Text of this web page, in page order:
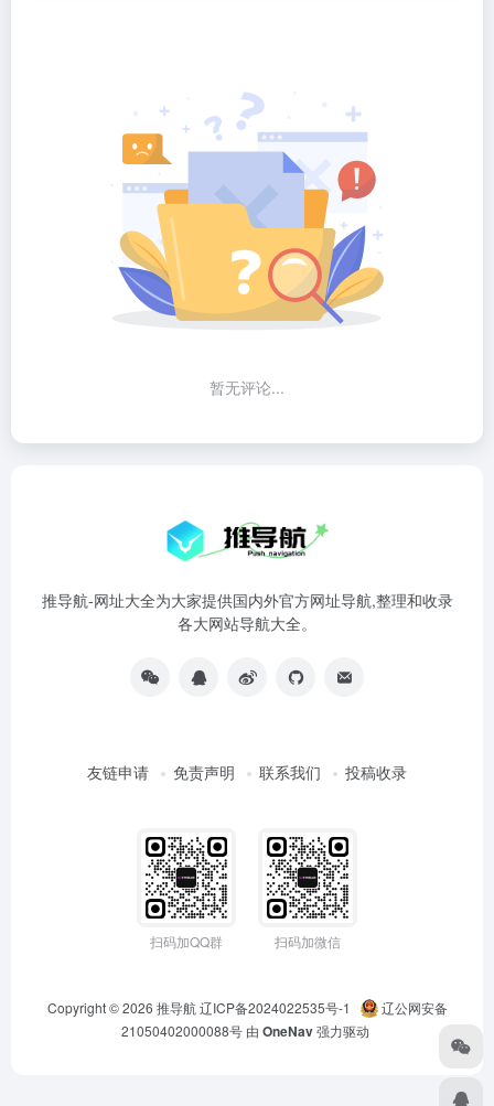
暂无评论...
推导航-网址大全为大家提供国内外官方网址导航,整理和收录
各大网站导航大全。
友链申请 免责声明 联系我们 投稿收录
扫码加QQ群 扫码加微信
Copyright © 2026 推导航 辽ICP备2024022535号-1
辽公网安备
21050402000088号 由 OneNav强力驱动